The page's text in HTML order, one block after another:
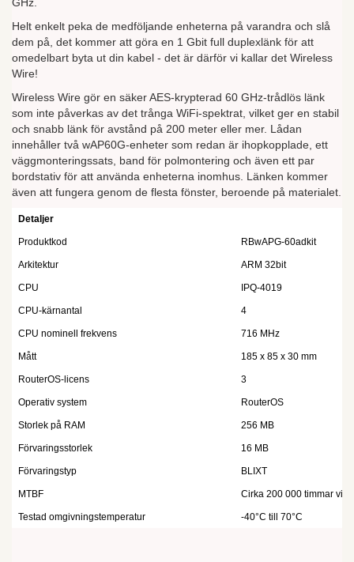
GHz.
Helt enkelt peka de medföljande enheterna på varandra och slå
dem på, det kommer att göra en 1 Gbit full duplexlänk för att
omedelbart byta ut din kabel - det är därför vi kallar det Wireless
Wire!
Wireless Wire gör en säker AES-krypterad 60 GHz-trådlös länk
som inte påverkas av det trånga WiFi-spektrat, vilket ger en stabil
och snabb länk för avstånd på 200 meter eller mer. Lådan
innehåller två wAP60G-enheter som redan är ihopkopplade, ett
väggmonteringssats, band för polmontering och även ett par
bordstativ för att använda enheterna inomhus. Länken kommer
även att fungera genom de flesta fönster, beroende på materialet.
Detaljer
Produktkod RBwAPG-60adkit
Arkitektur ARM 32bit
CPU IPQ-4019
CPU-kärnantal 4
CPU nominell frekvens 716 MHz
Mått 185 x 85 x 30 mm
RouterOS-licens 3
Operativ system RouterOS
Storlek på RAM 256 MB
Förvaringsstorlek 16 MB
Förvaringstyp BLIXT
MTBF Cirka 200 000 timmar vid
Testad omgivningstemperatur -40°C till 70°C